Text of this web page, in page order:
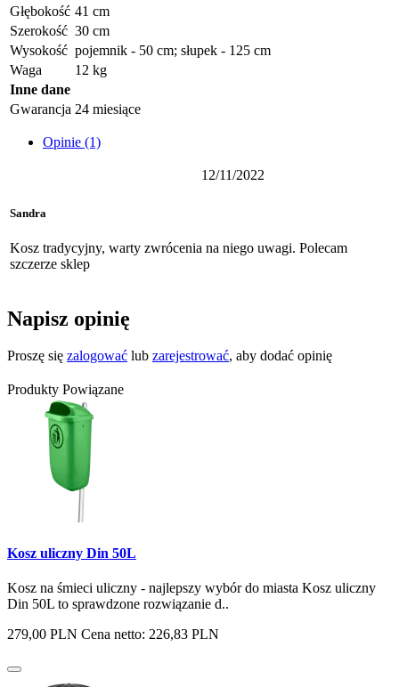
Głębokość 41 cm
Szerokość 30 cm
Wysokość pojemnik - 50 cm; słupek - 125 cm
Waga
12 kg
Inne dane
Gwarancja 24 miesiące
Opinie (1)
12/11/2022
Sandra
Kosz tradycyjny, warty zwrócenia na niego uwagi. Polecam
szczerze sklep
Napisz opinię
Proszę się zalogować lub zarejestrować, aby dodać opinię
Produkty Powiązane
Kosz uliczny Din 50L
Kosz na śmieci uliczny - najlepszy wybór do miasta Kosz uliczny
Din 50L to sprawdzone rozwiązanie d..
279,00 PLN Cena netto: 226,83 PLN